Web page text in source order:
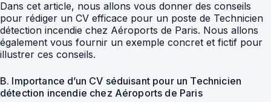
Dans cet article, nous allons vous donner des conseils
pour rédiger un CV efficace pour un poste de Technicien
détection incendie chez Aéroports de Paris. Nous allons
également vous fournir un exemple concret et fictif pour
illustrer ces conseils.
B. Importance d’un CV séduisant pour un Technicien
détection incendie chez Aéroports de Paris